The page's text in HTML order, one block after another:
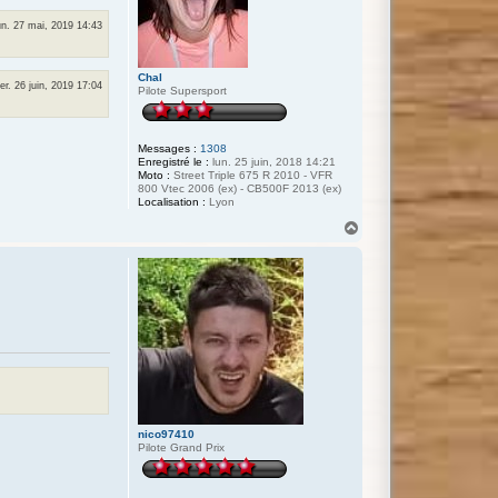
Chal
Pilote Supersport
Messages : 1308
Enregistré le : lun. 25 juin, 2018 14:21
Moto : Street Triple 675 R 2010 - VFR
800 Vtec 2006 (ex) - CB500F 2013 (ex)
Localisation : Lyon
27 mai, 2019 14:43
26 juin, 2019 17:04
nico97410
Pilote Grand Prix